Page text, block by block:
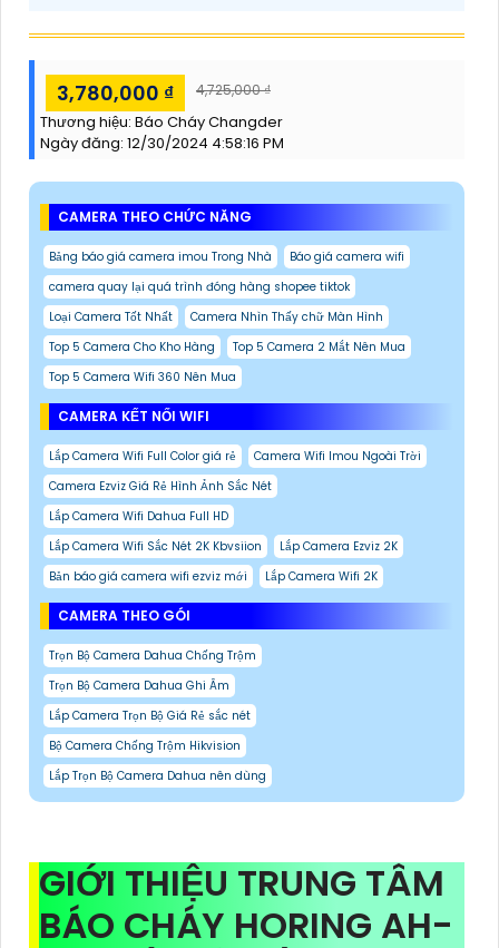
3,780,000 ₫ 4,725,000 ₫
Thương hiệu: Báo Cháy Changder
Ngày đăng: 12/30/2024 4:58:16 PM
CAMERA THEO CHỨC NĂNG
Bảng báo giá camera imou Trong Nhà
Báo giá camera wifi
camera quay lại quá trình đóng hàng shopee tiktok
Loại Camera Tốt Nhất
Camera Nhìn Thấy chữ Màn Hình
Top 5 Camera Cho Kho Hàng
Top 5 Camera 2 Mắt Nên Mua
Top 5 Camera Wifi 360 Nên Mua
CAMERA KẾT NỐI WIFI
Lắp Camera Wifi Full Color giá rẻ
Camera Wifi Imou Ngoài Trời
Camera Ezviz Giá Rẻ Hình Ảnh Sắc Nét
Lắp Camera Wifi Dahua Full HD
Lắp Camera Wifi Sắc Nét 2K Kbvsiion
Lắp Camera Ezviz 2K
Bản báo giá camera wifi ezviz mới
Lắp Camera Wifi 2K
CAMERA THEO GÓI
Trọn Bộ Camera Dahua Chống Trộm
Trọn Bộ Camera Dahua Ghi Âm
Lắp Camera Trọn Bộ Giá Rẻ sắc nét
Bộ Camera Chống Trộm Hikvision
Lắp Trọn Bộ Camera Dahua nên dùng
GIỚI THIỆU TRUNG TÂM
BÁO CHÁY HORING AH-